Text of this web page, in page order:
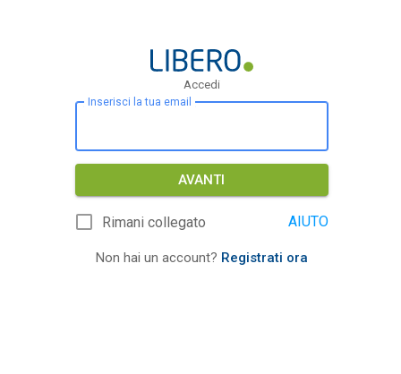
Accedi
Inserisci la tua email
AVANTI
Rimani collegato AIUTO
Non hai un account? Registrati ora